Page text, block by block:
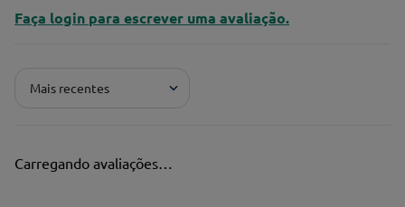
Faça login para escrever uma avaliação.
Mais recentes
Carregando avaliações…